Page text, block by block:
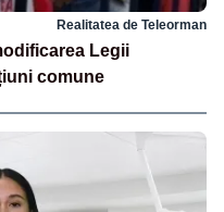
Realitatea de Teleorman
Legii
comune